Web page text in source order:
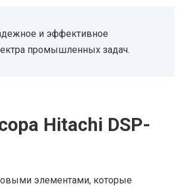
и эффективное
промышленных задач.
Hitachi DSP-
элементами, которые